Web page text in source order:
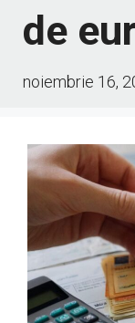
de
noiembrie 16,